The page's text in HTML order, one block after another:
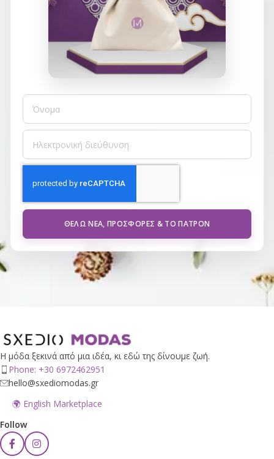
ΘΈΛΩ ΝΈΑ, ΠΡΟΣΦΟΡΈΣ & ΤΟ ΠΑΤΡΌΝ
Η μόδα ξεκινά από μια ιδέα, κι εδώ της δίνουμε ζωή.
Phone: +30 6972462951
hello@sxediomodas.gr
🌍 English Marketplace
Follow